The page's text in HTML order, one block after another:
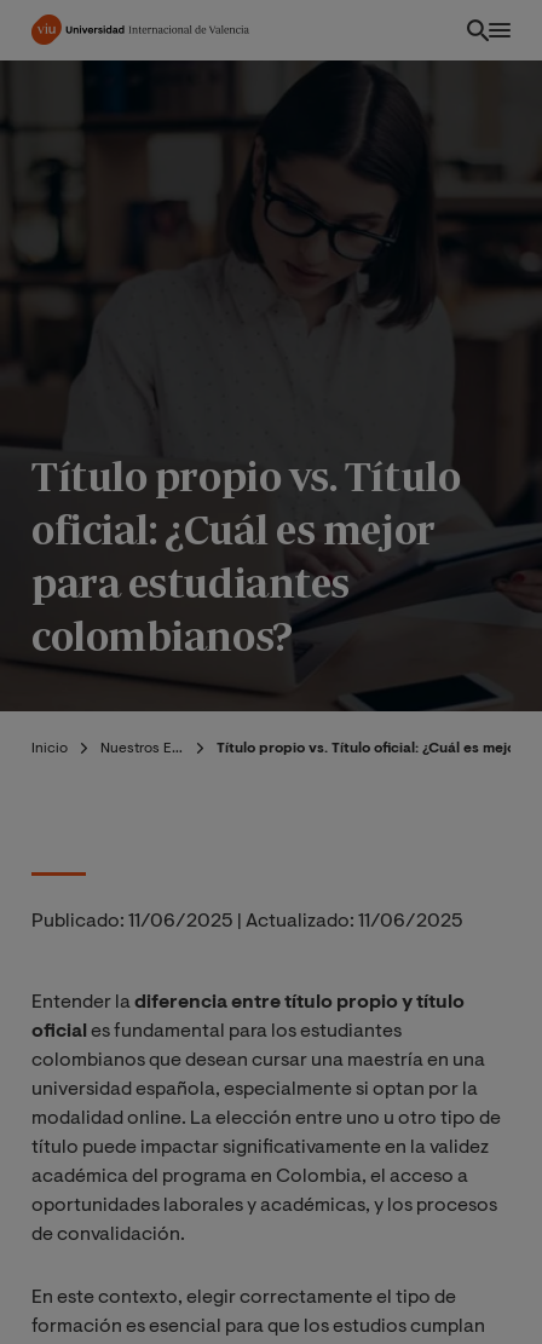
Pasar
Título propio vs. Título
oficial: ¿Cuál es mejor
para estudiantes
colombianos?
Inicio Nuestros Expertos Título propio vs. Título oficial: ¿Cuál es mejor
Publicado: 11/06/2025 Actualizado: 11/06/2025
Entender ladiferencia entre título propio y título
oficial es fundamental para los estudiantes
colombianos que desean cursar una maestría en una
universidad española, especialmente si optan por la
modalidad online. La elección entre uno u otro tipo de
título puede impactar significativamente en la validez
académica del programa en Colombia, el acceso a
oportunidades laborales y académicas, y los procesos
de convalidación.
En este contexto, elegir correctamente el tipo de
formación es esencial para que los estudios cumplan